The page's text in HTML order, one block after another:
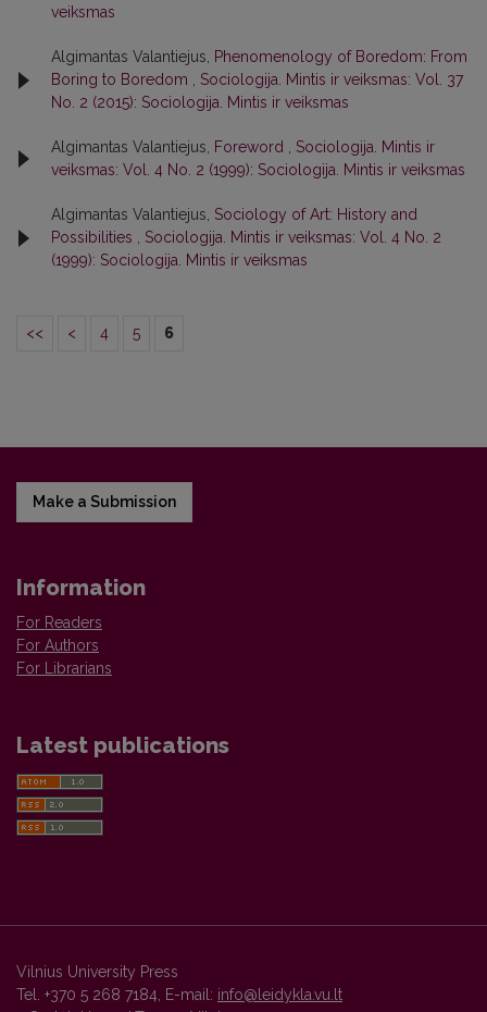
veiksmas
Algimantas Valantiejus,
Phenomenology of Boredom: From
Boring to Boredom
Sociologija. Mintis ir veiksmas: Vol. 37
No. 2 (2015): Sociologija. Mintis ir veiksmas
Algimantas Valantiejus, Foreword
Sociologija. Mintis ir
veiksmas: Vol. 4 No. 2 (1999): Sociologija. Mintis ir veiksmas
Algimantas Valantiejus, Sociology of Art: History and
Possibilities
Sociologija. Mintis ir veiksmas: Vol. 4 No. 2
(1999): Sociologija. Mintis ir veiksmas
<< < 4 5 6
Make a Submission
Information
For Readers
For Authors
For Librarians
Latest publications
Vilnius University Press
Tel. +370 5 268 7184, E-mail: info@leidykla.vu.lt